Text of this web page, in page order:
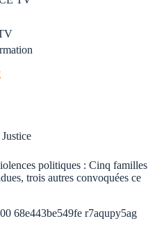
Justice
politiques : Cinq familles
trois autres convoquées ce